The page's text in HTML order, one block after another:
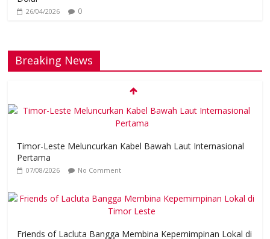
26/04/2026 0
Breaking News
Timor-Leste Meluncurkan Kabel Bawah Laut Internasional
Pertama
07/08/2026 No Comment
Friends of Lacluta Bangga Membina Kepemimpinan Lokal di